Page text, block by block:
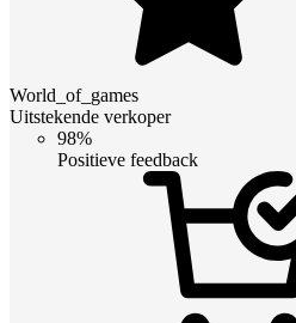
World_of_games
Uitstekende verkoper
98%
Positieve feedback